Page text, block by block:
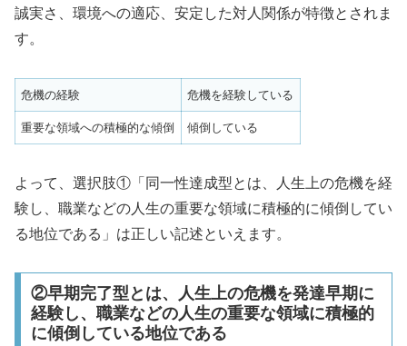
誠実さ、環境への適応、安定した対人関係が特徴とされま
す。
危機の経験 危機を経験している
重要な領域への積極的な傾倒 傾倒している
よって、選択肢①「同一性達成型とは、人生上の危機を経
験し、職業などの人生の重要な領域に積極的に傾倒してい
る地位である」は正しい記述といえます。
②早期完了型とは、人生上の危機を発達早期に
経験し、職業などの人生の重要な領域に積極的
に傾倒している地位である